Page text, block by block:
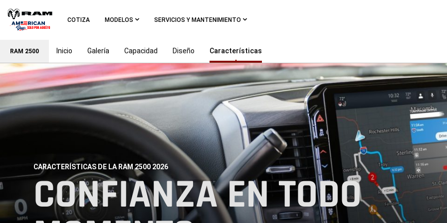
Skip To
Content
COTIZA MODELOS SERVICIOS Y MANTENIMIENTO
RAM 2500 Inicio Galería Capacidad Diseño Características
Skip To
Navigation
CARACTERÍSTICAS DE LA RAM 2500 2026
,CONFIANZA EN TODO